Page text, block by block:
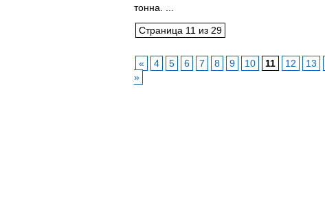
тонна. ...
Страница 11 из 29
« 4 5 6 7 8 9 10 11 12 13
»